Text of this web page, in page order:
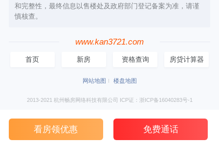
和完整性，最终信息以售楼处及政府部门登记备案为准，请谨
慎核查。
www.kan3721.com
首页 新房 资格查询 房贷计算器
网站地图 楼盘地图
2013-2021 杭州畅房网络科技有限公司 ICP证：浙ICP备16040283号-1
看房领优惠 免费通话